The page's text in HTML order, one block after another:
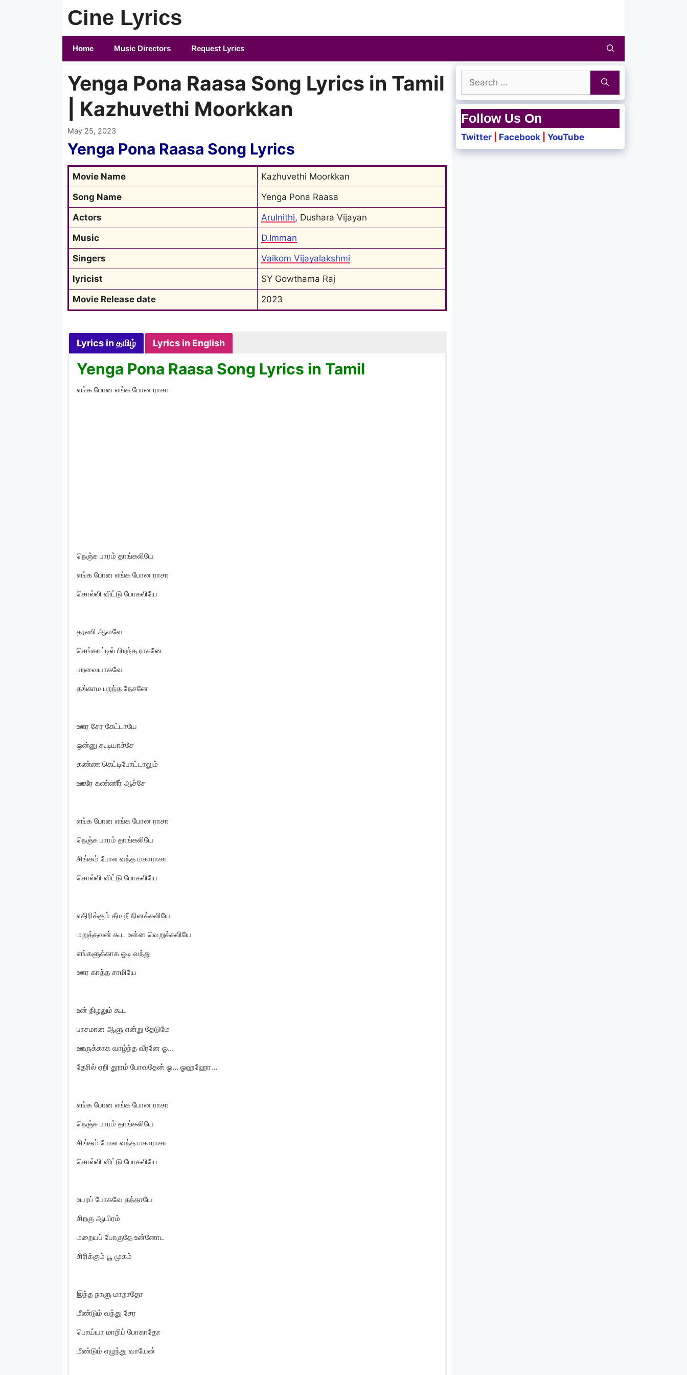
Cine Lyrics
Home Music Directors Request Lyrics
Yenga Pona Raasa Song Lyrics in Tamil
| Kazhuvethi Moorkkan
May 25, 2023
Yenga Pona Raasa Song Lyrics
Movie Name
Kazhuvethi Moorkkan
Song Name
Yenga Pona Raasa
Actors
Arulnithi, Dushara Vijayan
Music
D.Imman
Singers
Vaikom Vijayalakshmi
lyricist
SY Gowthama Raj
Movie Release date
2023
Lyrics in தமிழ் Lyrics in English
Yenga Pona Raasa Song Lyrics in Tamil
எங்க போன எங்க போன ராசா
நெஞ்சு பாரம் தாங்கலியே
எங்க போன எங்க போன ராசா
சொல்லி விட்டு போகலியே
தரணி ஆளவே
செங்காட்டில் பிறந்த ராசனே
பறவையாகவே
தங்காம பறந்த நேசனே
ஊர சேர கேட்டாயே
ஒன்னு கூடியாச்சே
கண்ண கெட்டிபோட்டாலும்
ஊரே கண்ணீர் ஆச்சே
எங்க போன எங்க போன ராசா
நெஞ்சு பாரம் தாங்கலியே
சிங்கம் போல வந்த மகாராசா
சொல்லி விட்டு போகலியே
எதிரிக்கும் தீம நீ நினக்கலியே
மறுத்தவன் கூட உன்ன வெறுக்கலியே
எங்களுக்காக ஓடி வந்து
ஊர காத்த சாமியே
உன் நிழலும் கூட
பாசமான ஆளு என்று தேடுமே
ஊருக்காக வாழ்ந்த வீரனே ஓ…
தேரில் ஏறி தூரம் போவதேன் ஓ… ஓஹஹோ…
எங்க போன எங்க போன ராசா
நெஞ்சு பாரம் தாங்கலியே
சிங்கம் போல வந்த மகாராசா
சொல்லி விட்டு போகலியே
உயரப் போகவே தந்தாயே
சிறகு ஆயிரம்
மறையப் போகுதே உன்னோட
சிரிக்கும் பூ முகம்
இந்த நாளு மாறாதோ
மீண்டும் வந்து சேர
பொய்யா மாறிப் போகாதோ
மீண்டும் எழுந்து வாயேன்
Search
for:
Follow Us On
Twitter Facebook YouTube